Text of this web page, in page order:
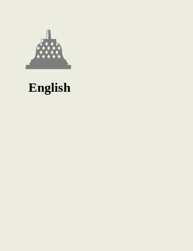
English